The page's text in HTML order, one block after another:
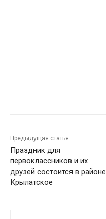
Предыдущая статья
Праздник для
первоклассников и их
друзей состоится в районе
Крылатское